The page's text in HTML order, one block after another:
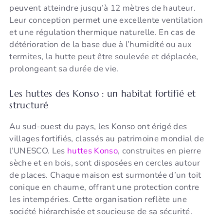
peuvent atteindre jusqu’à 12 mètres de hauteur.
Leur conception permet une excellente ventilation
et une régulation thermique naturelle. En cas de
détérioration de la base due à l’humidité ou aux
termites, la hutte peut être soulevée et déplacée,
prolongeant sa durée de vie.
Les huttes des Konso : un habitat fortifié et
structuré
Au sud-ouest du pays, les Konso ont érigé des
villages fortifiés, classés au patrimoine mondial de
l’UNESCO. Les huttes Konso, construites en pierre
sèche et en bois, sont disposées en cercles autour
de places. Chaque maison est surmontée d’un toit
conique en chaume, offrant une protection contre
les intempéries. Cette organisation reflète une
société hiérarchisée et soucieuse de sa sécurité.